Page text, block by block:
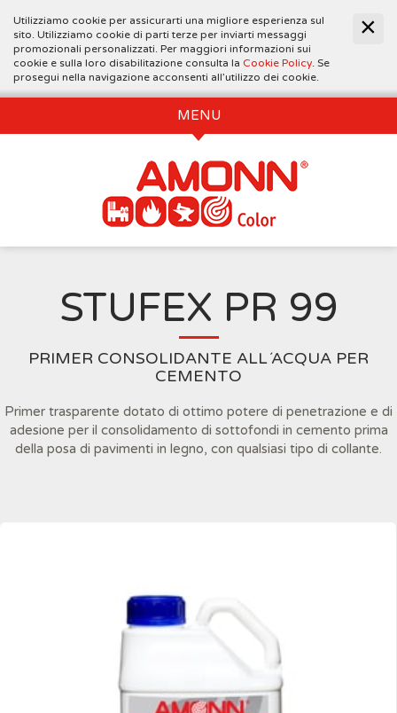
Utilizziamo cookie per assicurarti una migliore esperienza sul
sito. Utilizziamo cookie di parti terze per inviarti messaggi
promozionali personalizzati. Per maggiori informazioni sui
cookie e sulla loro disabilitazione consulta la Cookie Policy. Se
prosegui nella navigazione acconsenti all’utilizzo dei cookie.
MENU
STUFEX PR 99
PRIMER CONSOLIDANTE ALL´ACQUA PER
CEMENTO
Primer trasparente dotato di ottimo potere di penetrazione e di
adesione per il consolidamento di sottofondi in cemento prima
della posa di pavimenti in legno, con qualsiasi tipo di collante.